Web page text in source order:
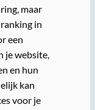
maar
in
een
je website,
en hun
kan
voor je